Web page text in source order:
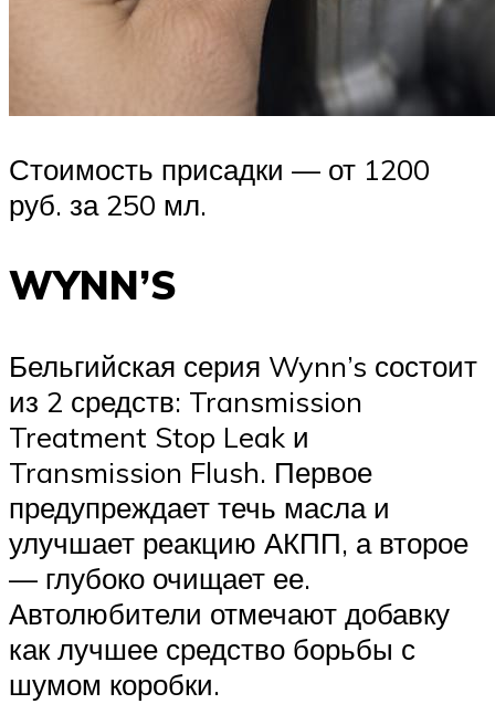
Стоимость присадки — от 1200
руб. за 250 мл.
WYNN’S
Бельгийская серия Wynn’s состоит
из 2 средств: Transmission
Treatment Stop Leak и
Transmission Flush. Первое
предупреждает течь масла и
улучшает реакцию АКПП, а второе
— глубоко очищает ее.
Автолюбители отмечают добавку
как лучшее средство борьбы с
шумом коробки.